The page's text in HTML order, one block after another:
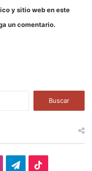
y sitio web en este
un comentario.
: